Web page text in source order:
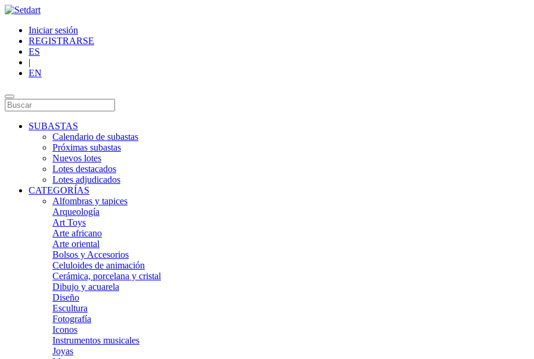
Iniciar sesión
REGISTRARSE
ES
|
EN
SUBASTAS
Calendario de subastas
Próximas subastas
Nuevos lotes
Lotes destacados
Lotes adjudicados
CATEGORÍAS
Alfombras y tapices
Arqueología
Art Toys
Arte africano
Arte oriental
Bolsos y Accesorios
Celuloides de animación
Cerámica, porcelana y cristal
Dibujo y acuarela
Diseño
Escultura
Fotografía
Iconos
Instrumentos musicales
Joyas